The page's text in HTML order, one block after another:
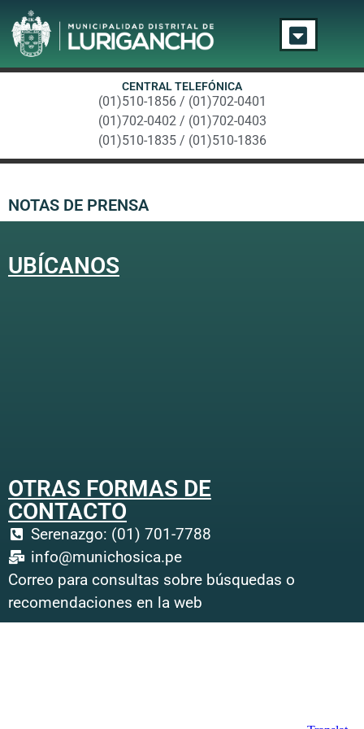
CENTRAL TELEFÓNICA
(01)510-1856 / (01)702-0401
(01)702-0402 / (01)702-0403
(01)510-1835 / (01)510-1836
NOTAS DE PRENSA
UBÍCANOS
OTRAS FORMAS DE
CONTACTO
Serenazgo: (01) 701-7788
info@munichosica.pe
Correo para consultas sobre búsquedas o
recomendaciones en la web